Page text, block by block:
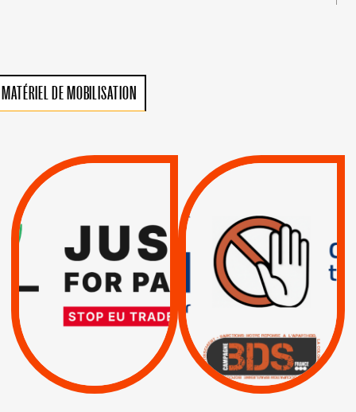
MATÉRIEL DE MOBILISATION
VIOLATIONS DES
SUSPENSION
TOTALE DE
L’ACCORD
D’ASSOCIATION UE-
ISRAËL
| Actus Pétitions
RESPECT DU DROIT
INTERNATIONAL ?
TRUMP, MACRON :
MÊME COMBAT
| Actus |
| Boycott militaire |
Lettres d'interpellation